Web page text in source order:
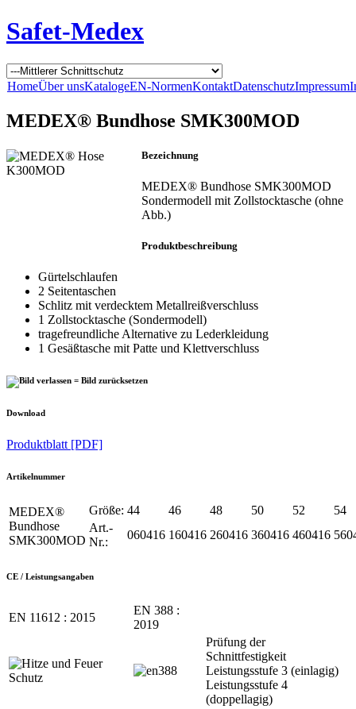
Safet-Medex
HomeÜber unsKatalogeEN-NormenKontaktDatenschutzImpressum
MEDEX® Bundhose SMK300MOD
Bezeichnung
MEDEX® Bundhose SMK300MOD
Sondermodell mit Zollstocktasche (ohne
Abb.)
Produktbeschreibung
Gürtelschlaufen
2 Seitentaschen
Schlitz mit verdecktem Metallreißverschluss
1 Zollstocktasche (Sondermodell)
tragefreundliche Alternative zu Lederkleidung
1 Gesäßtasche mit Patte und Klettverschluss
Download
Produktblatt [PDF]
Artikelnummer
MEDEX®
Bundhose
SMK300MOD
Größe: 44 46 48 50 52
54
Art.-
Nr.:
060416 160416 260416 360416 460416
CE / Leistungsangaben
EN 11612 : 2015
EN 388 :
2019
Prüfung der
Schnittfestigkeit
Leistungsstufe 3 (einlagig)
Leistungsstufe 4
(doppellagig)